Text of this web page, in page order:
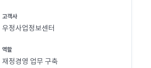
고객사
우정사업정보센터
역할
재정경영 업무 구축